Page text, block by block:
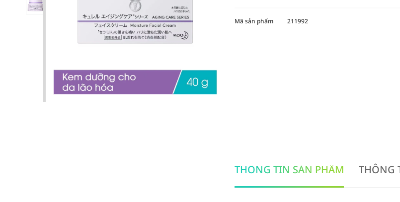
Mã sản phẩm 211992
THÔNG TIN SẢN PHẨM THÔNG